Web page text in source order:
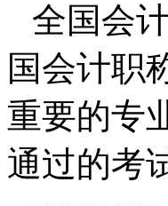
全国会
国会计职
重要的专
通过的考